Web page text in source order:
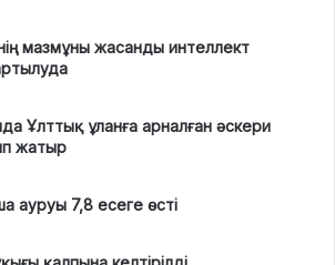
мазмұны жасанды интеллект
Ұлттық ұланға арналған әскери
жатыр
ауруы 7,8 есеге өсті